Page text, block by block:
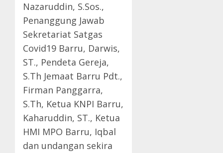
Nazaruddin, S.Sos.,
Penanggung Jawab
Sekretariat Satgas
Covid19 Barru, Darwis,
ST., Pendeta Gereja,
S.Th Jemaat Barru Pdt.,
Firman Panggarra,
S.Th, Ketua KNPI Barru,
Kaharuddin, ST., Ketua
HMI MPO Barru, Iqbal
dan undangan sekira